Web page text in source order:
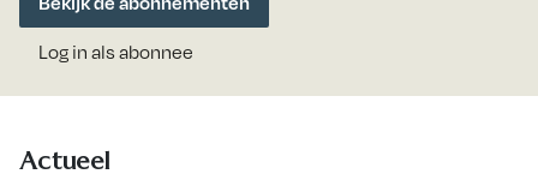
Log in als abonnee
Actueel